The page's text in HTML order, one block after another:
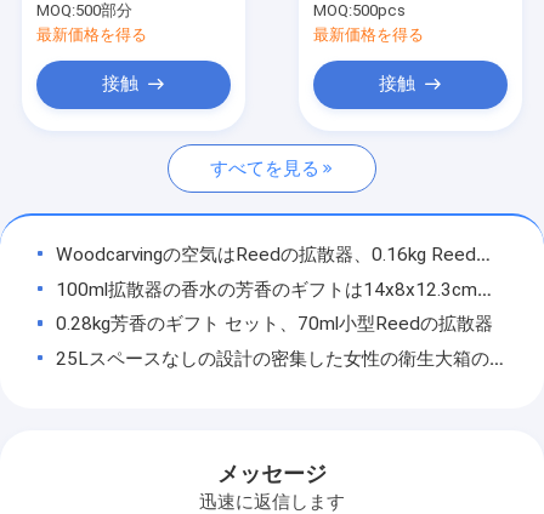
家
プロダクト
ビデオ
MOQ:500部分
最新価格を得る
接触
MOQ:500pcs
最新価格を得る
接触
すべてを見る
Woodcarvingの空気はReedの拡散器、0.16kg Reedの拡散器のギフト セットをかぎつける
100ml拡散器の香水の芳香のギフトは14x8x12.3cmを置く
0.28kg芳香のギフト セット、70ml小型Reedの拡散器
25Lスペースなしの設計の密集した女性の衛生大箱の処分単位の抗菌
アロマセラピー120mlの芳香のギフトは純粋な植物の精油を置く
0.12L芳香のギフト セットは、36部分藤の棒が付いている拡散器を葦でふく
メッセージ
迅速に返信します